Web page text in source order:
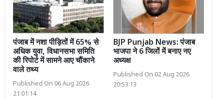
पंजाब में नशा पीड़ितों में 65% से
अधिक युवा, विधानसभा समिति
की रिपोर्ट में सामने आए चौंकाने
वाले तथ्य
Published On 06 Aug 2026
21:01:14
BJP Punjab News: पंजाब
भाजपा ने 6 जिलों में बनाए नए
अध्यक्ष
Published On 02 Aug 2026
20:53:13